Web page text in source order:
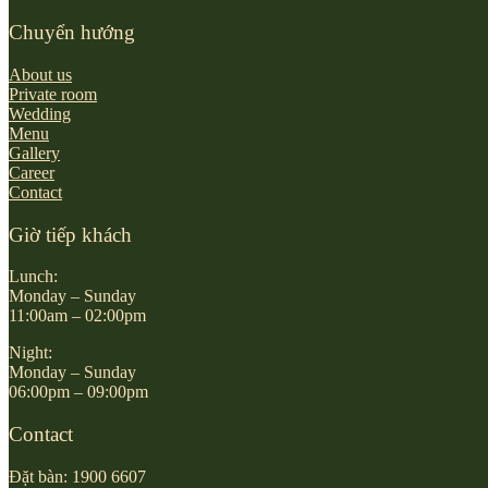
Chuyển hướng
About us
Private room
Wedding
Menu
Gallery
Career
Contact
Giờ tiếp khách
Lunch:
Monday – Sunday
11:00am – 02:00pm
Night:
Monday – Sunday
06:00pm – 09:00pm
Contact
Đặt bàn: 1900 6607